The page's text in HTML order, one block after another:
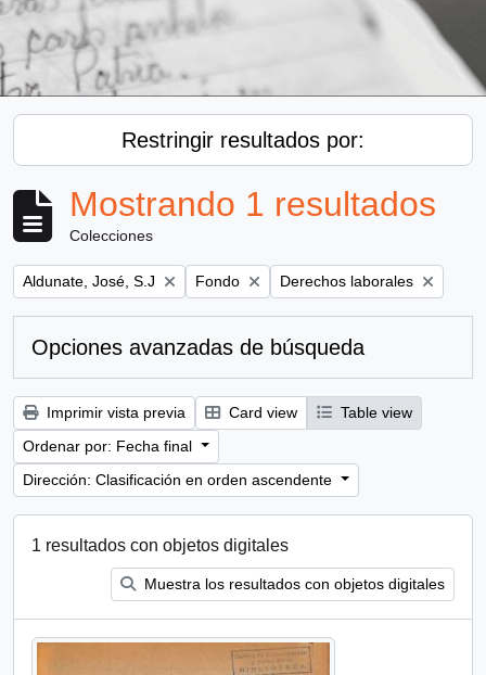
Restringir resultados por:
Mostrando 1 resultados
Colecciones
Remove filter:
Aldunate, José, S.J Remove filter:
Fondo Remove filter:
Derechos laborales
Opciones avanzadas de búsqueda
Imprimir vista previa Card view
Table view
Ordenar por: Fecha final
Dirección: Clasificación en orden ascendente
1 resultados con objetos digitales
Muestra los resultados con objetos digitales